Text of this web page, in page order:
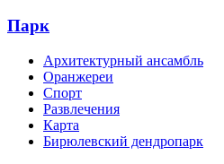
Парк
Архитектурный ансамбль
Оранжереи
Спорт
Развлечения
Карта
Бирюлевский дендропарк